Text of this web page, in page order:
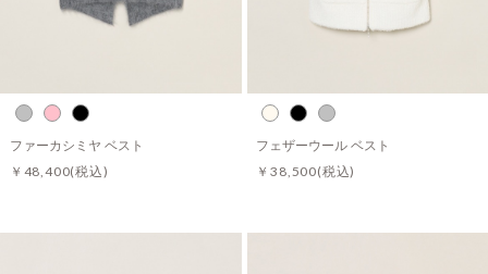
ファーカシミヤ ベスト
￥48,400(税込)
フェザーウール ベスト
￥38,500(税込)